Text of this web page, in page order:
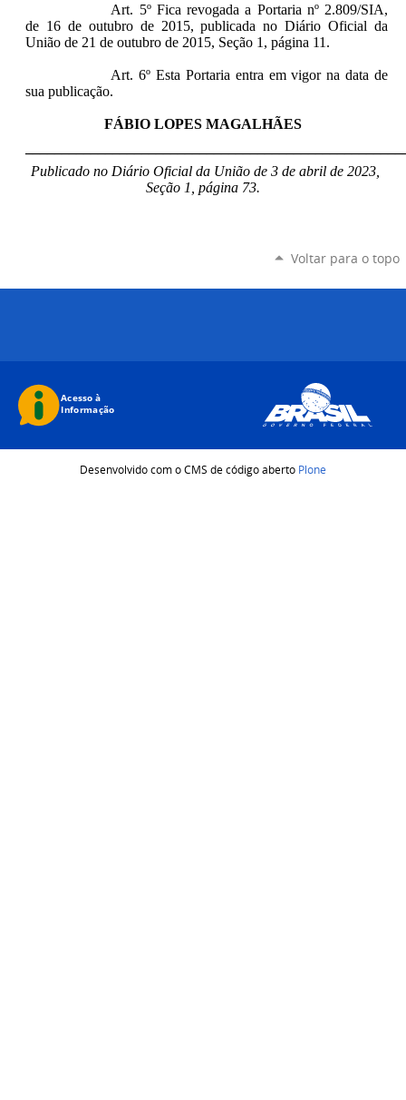
Art. 5º Fica revogada a Portaria nº 2.809/SIA,
de 16 de outubro de 2015, publicada no Diário Oficial da
União de 21 de outubro de 2015, Seção 1, página 11.
Art. 6º Esta Portaria entra em vigor na data de
sua publicação.
FÁBIO LOPES MAGALHÃES
Publicado no Diário Oficial da União de 3 de abril de 2023,
Seção 1, página 73.
Voltar para o topo
Desenvolvido com o CMS de código aberto Plone